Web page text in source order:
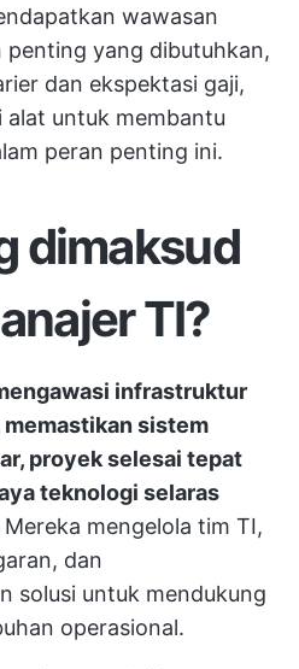
wawasan
yang dibutuhkan,
dan ekspektasi gaji,
alat untuk membantu
peran penting ini.
dimaksud
TI?
infrastruktur
sistem
proyek selesai tepat
teknologi selaras
Mereka mengelola tim TI,
dan
solusi untuk mendukung
operasional.